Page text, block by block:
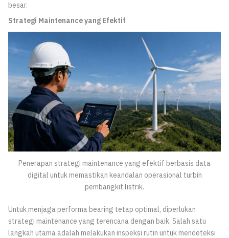
besar.
Strategi Maintenance yang Efektif
Penerapan strategi maintenance yang efektif berbasis data
digital untuk memastikan keandalan operasional turbin
pembangkit listrik.
Untuk menjaga performa bearing tetap optimal, diperlukan
strategi maintenance yang terencana dengan baik. Salah satu
langkah utama adalah melakukan inspeksi rutin untuk mendeteksi